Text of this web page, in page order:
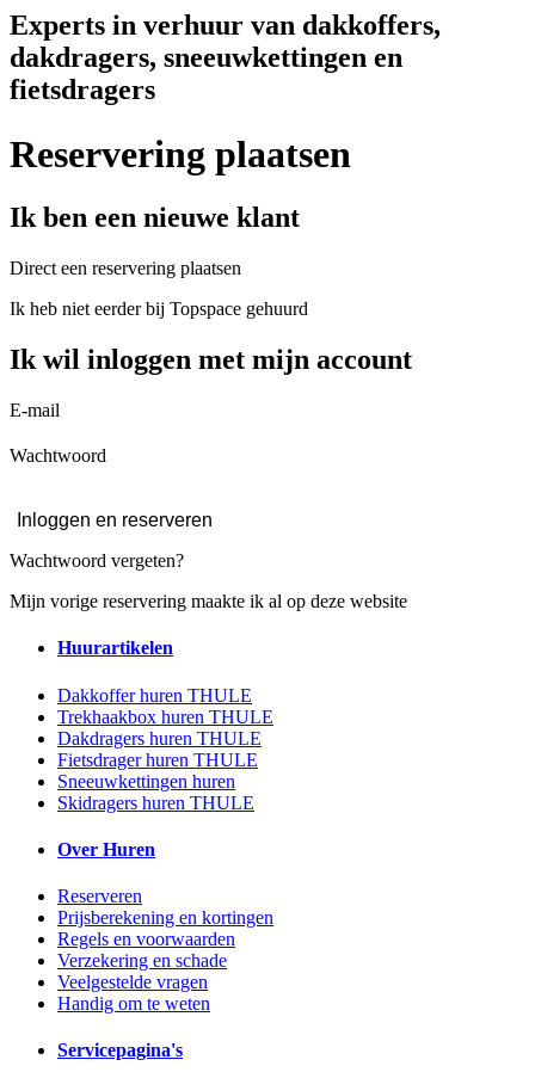
Experts in verhuur van dakkoffers,
dakdragers, sneeuwkettingen en
fietsdragers
Reservering plaatsen
Ik ben een nieuwe klant
Direct een reservering plaatsen
Ik heb niet eerder bij Topspace gehuurd
Ik wil inloggen met mijn account
E-mail
Wachtwoord
Wachtwoord vergeten?
Mijn vorige reservering maakte ik al op deze website
Huurartikelen
Dakkoffer huren THULE
Trekhaakbox huren THULE
Dakdragers huren THULE
Fietsdrager huren THULE
Sneeuwkettingen huren
Skidragers huren THULE
Over Huren
Reserveren
Prijsberekening en kortingen
Regels en voorwaarden
Verzekering en schade
Veelgestelde vragen
Handig om te weten
Servicepagina's